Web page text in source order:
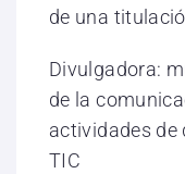
de una
Divulgadora:
de la
actividades de
TIC